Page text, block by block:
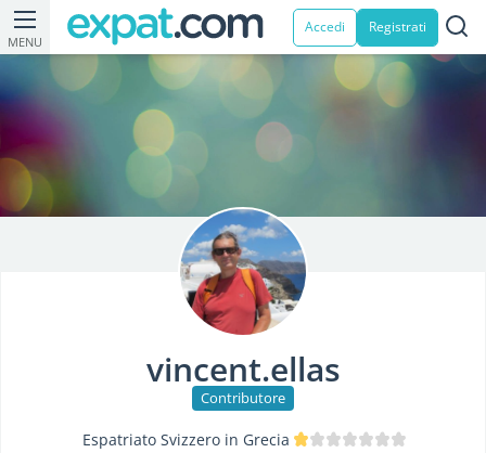
MENU
Accedi Registrati
vincent.ellas
Contributore
Espatriato Svizzero in Grecia